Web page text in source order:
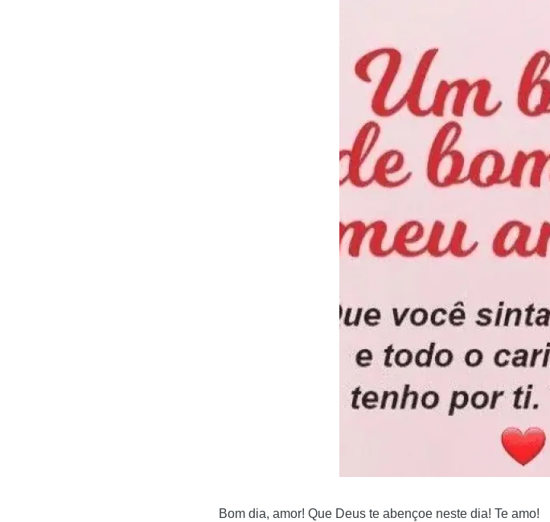
Bom dia, amor! Que Deus te abençoe neste dia! Te amo!